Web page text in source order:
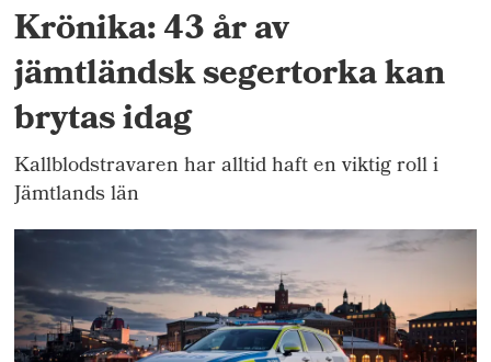
Krönika: 43 år av
jämtländsk segertorka kan
brytas idag
Kallblodstravaren har alltid haft en viktig roll i
Jämtlands län